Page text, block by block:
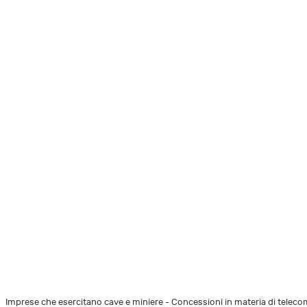
Imprese che esercitano cave e miniere - Concessioni in materia di